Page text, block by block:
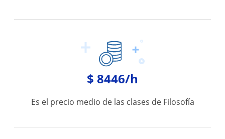
$ 8446/h
Es el precio medio de las clases de Filosofía